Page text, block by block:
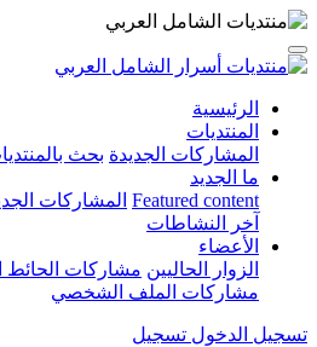
الرئيسية
المنتديات
المشاركات الجديدة بحث
ما الجديد
Featured content المشاركات
آخر النشاطات
الأعضاء
الزوار الحاليين مشاركات الحائط
مشاركات الملف الشخصي
تسجيل الدخول تسجيل